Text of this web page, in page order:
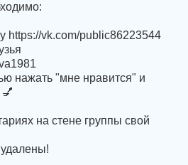
https://vk.com/public86223544
нажать "мне нравится" и
на стене группы свой